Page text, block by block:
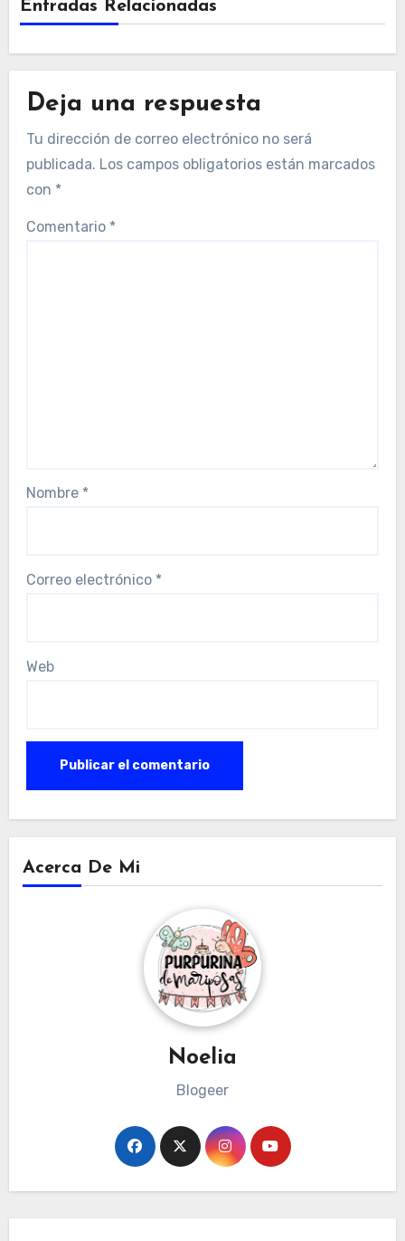
Entradas Relacionadas
Deja una respuesta
Tu dirección de correo electrónico no será
publicada. Los campos obligatorios están marcados
con *
Comentario *
Nombre *
Correo electrónico *
Web
Acerca De Mi
Noelia
Blogeer